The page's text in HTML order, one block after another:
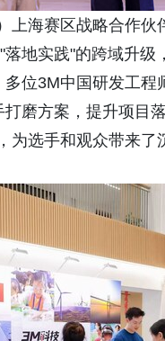
上海赛区战略合作伙
地实践"的跨域升
位3M中国研发工
磨方案，提升项目
为选手和观众带来